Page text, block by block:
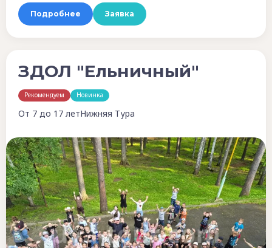
Подробнее Заявка
ЗДОЛ "Ельничный"
Рекомендуем Новинка
От 7 до 17 летНижняя Тура